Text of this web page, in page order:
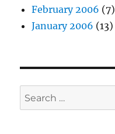
February 2006 (7)
January 2006 (13)
Search
for: